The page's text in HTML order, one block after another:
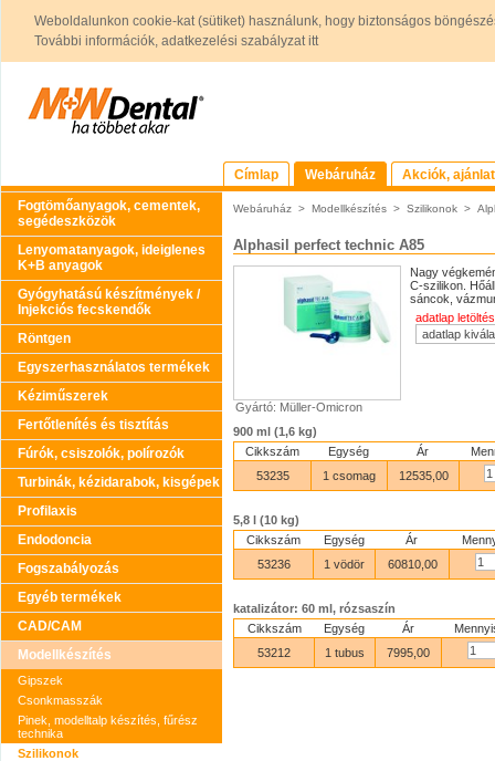
Weboldalunkon cookie-kat (sütiket) használunk, hogy biztonságos
További információk, adatkezelési szabályzat itt
Címlap Webáruház
Akciók,
Fogtömőanyagok, cementek,
segédeszközök
Lenyomatanyagok, ideiglenes
K+B anyagok
Gyógyhatású készítmények /
Injekciós fecskendők
Röntgen
Egyszerhasználatos termékek
Kéziműszerek
Fertőtlenítés és tisztítás
Fúrók, csiszolók, polírozók
Turbinák, kézidarabok, kisgépek
Profilaxis
Endodoncia
Fogszabályozás
Egyéb termékek
CAD/CAM
Modellkészítés
Gipszek
Csonkmasszák
Pinek, modelltalp készítés, fűrész
technika
Szilikonok
Webáruház > Modellkészítés > Szilikonok >
Alphasil perfect technic A85
Gyártó: Müller-Omicron
Nagy
C-szilikon.
sáncok,
adatlap
900 ml (1,6 kg)
Cikkszám
Egység Ár
53235
1 csomag 12535,00
5,8 l (10 kg)
Cikkszám
Egység Ár
53236
1 vödör 60810,00
katalizátor: 60 ml, rózsaszín
Cikkszám
Egység Ár
53212
1 tubus 7995,00